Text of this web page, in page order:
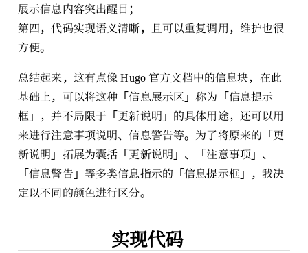
展示信息内容突出醒目；
第四，代码实现语义清晰，且可以重复调用，维护也很
方便。
总结起来，这有点像 Hugo 官方文档中的信息块，在此
基础上，可以将这种「信息展示区」称为「信息提示
框」，并不局限于「更新说明」的具体用途，还可以用
来进行注意事项说明、信息警告等。为了将原来的「更
新说明」拓展为囊括「更新说明」、「注意事项」、
「信息警告」等多类信息指示的「信息提示框」，我决
定以不同的颜色进行区分。
实现代码